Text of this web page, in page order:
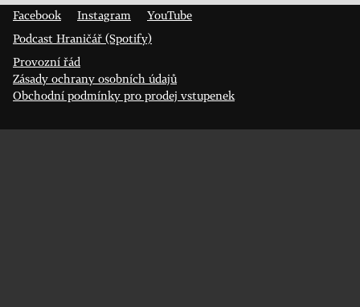
Facebook
Instagram
YouTube
Podcast Hraničář (Spotify)
Provozní řád
Zásady ochrany osobních údajů
Obchodní podmínky pro prodej vstupenek